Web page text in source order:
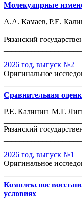
Молекулярные
А.А. Камаев, Р.Е.
Рязанский
2026 год, выпуск №2
Оригинальное
Сравнительная
Р.Е. Калинин, М.Г.
Рязанский
2026 год, выпуск №1
Оригинальное
Комплексное
условиях